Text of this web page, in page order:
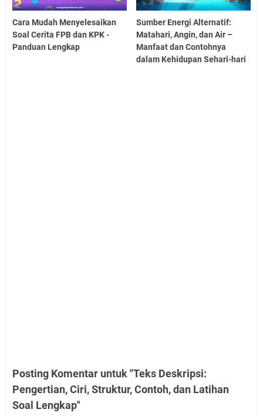
Cara Mudah Menyelesaikan
Soal Cerita FPB dan KPK -
Panduan Lengkap
Sumber Energi Alternatif:
Matahari, Angin, dan Air –
Manfaat dan Contohnya
dalam Kehidupan Sehari-hari
Posting Komentar untuk "Teks Deskripsi:
Pengertian, Ciri, Struktur, Contoh, dan Latihan
Soal Lengkap"